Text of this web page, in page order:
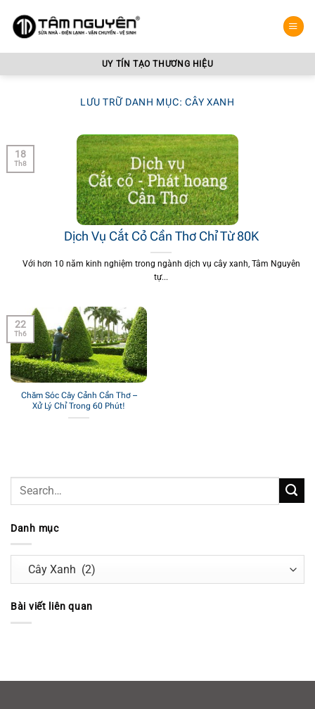
qua
dung
UY TÍN TẠO THƯƠNG HIỆU
LƯU TRỮ DANH MỤC:CÂY XANH
Dịch Vụ Cắt Cỏ Cần Thơ Chỉ Từ 80K
Với hơn 10 năm kinh nghiệm trong ngành dịch vụ cây xanh, Tâm Nguyên
tự...
18
Th8
Chăm Sóc Cây Cảnh Cần Thơ –
Xử Lý Chỉ Trong 60 Phút!
22
Th6
Danh mục
Bài viết liên quan